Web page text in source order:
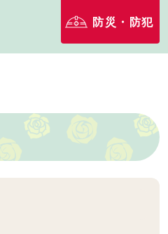
防災・防犯